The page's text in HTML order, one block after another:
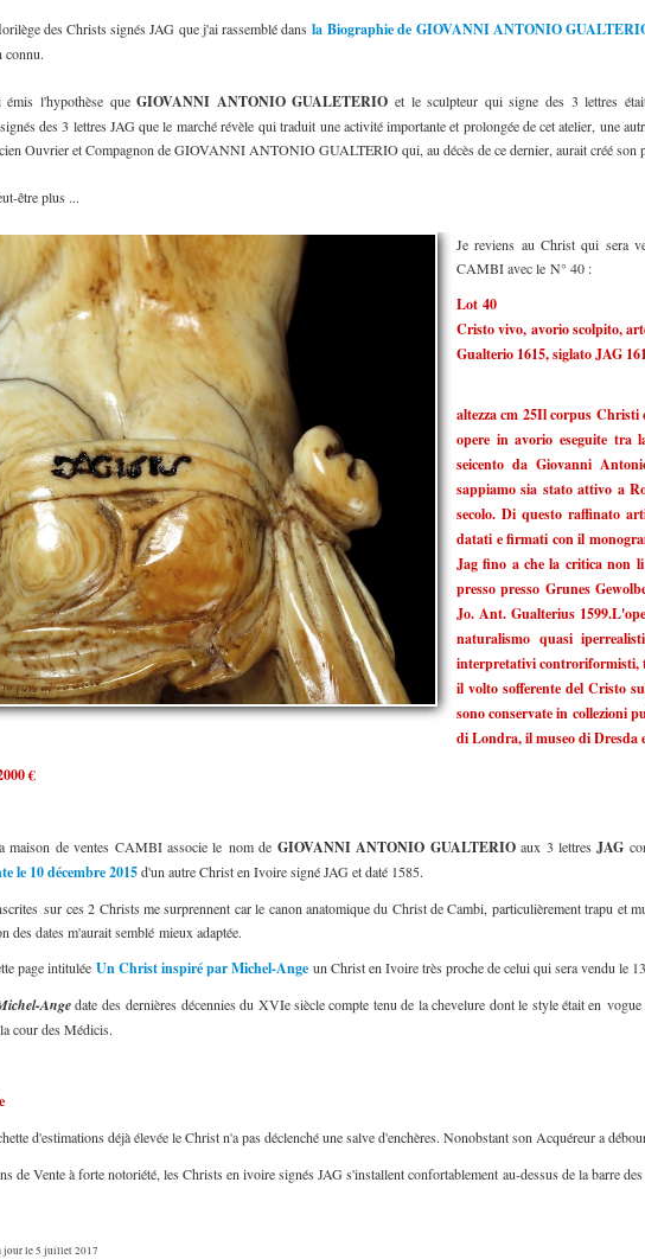
des Christs signés JAG que j'ai rassemblé dansla Biographie de GIOVANNI ANTONIO
connu.
émis l'hypothèse queGIOVANNI ANTONIO GUALETERIO et le sculpteur qui signe des 3 lettres
des 3 lettres JAG que le marché révèle qui traduit une activité importante et prolongée de cet atelier, une
Ouvrier et Compagnon de GIOVANNI ANTONIO GUALTERIO qui, au décès de ce dernier, aurait créé son
être plus ...
Je reviens au Christ qui sera
CAMBI avec le N° 40 :
Lot 40
Cristo vivo, avorio scolpito,
Gualterio 1615, siglato JAG
altezza cm 25Il corpus
opere in avorio eseguite tra
seicento da Giovanni
sappiamo sia stato attivo a
secolo. Di questo raffinato
datati e firmati con il
Jag fino a che la critica non
presso presso Grunes
Jo. Ant. Gualterius
naturalismo quasi
interpretativi controriformisti,
il volto sofferente del Cristo
sono conservate in collezioni
di Londra, il museo di
€
maison de ventes CAMBI associe le nom de GIOVANNI ANTONIO GUALTERIOaux 3 lettresJAG
le 10 décembre 2015d'un autre Christ en Ivoire signé JAG et daté 1585.
sur ces 2 Christs me surprennent car le canon anatomique du Christ de Cambi, particulièrement trapu et
des dates m'aurait semblé mieux adaptée.
page intitulée Un Christ inspiré par Michel-Ange un Christ en Ivoire très proche de celui qui sera vendu le
Angedate des dernières décennies du XVIe siècle compte tenu de la chevelure dont le style était en
cour des Médicis.
d'estimations déjà élevée le Christ n'a pas déclenché une salve d'enchères. Nonobstant son Acquéreur a
de Vente à forte notoriété, les Christs en ivoire signés JAG s'installent confortablement au-dessus de la barre
jour le 5 juillet 2017